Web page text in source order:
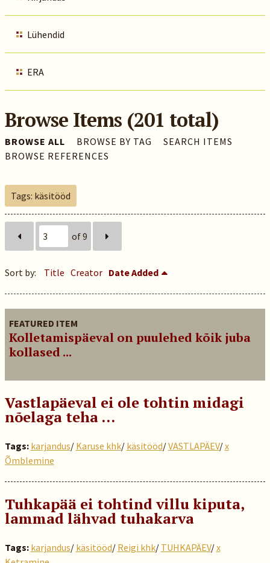
Lühendid
ERA
Browse Items (201 total)
BROWSE ALL BROWSE BY TAG
SEARCH ITEMS
BROWSE REFERENCES
Tags: käsitööd
of 9
Sort by: Title Creator Date Added
FEATURED ITEM
Kolletamispäeval on puulehed kõik juba
kollased ...
Vastlapäeval ei ole tohtin midagi
nõelaga teha …
Tags: karjandus/ Karuse khk/ käsitööd/VASTLAPÄEV/x
Õmblemine
Tuhkapää ei tohtind villu kiputa,
lammad lähvad tuhakarva
Tags: karjandus/ käsitööd/ Reigi khk/ TUHKAPÄEV/x